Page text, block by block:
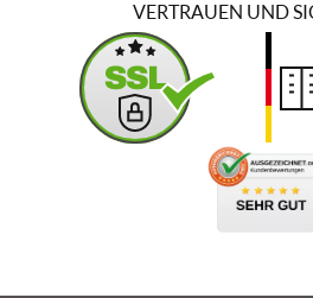
VERTRAUEN UND